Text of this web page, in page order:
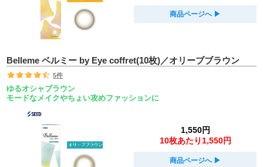
商品ページへ ▶︎
Belleme ベルミー by Eye coffret(10枚)／オリーブブラウン
5件
ゆるオシャブラウン
モードなメイクやちょい攻めファッションに
1,550円
10枚あたり1,550円
商品ページへ ▶︎